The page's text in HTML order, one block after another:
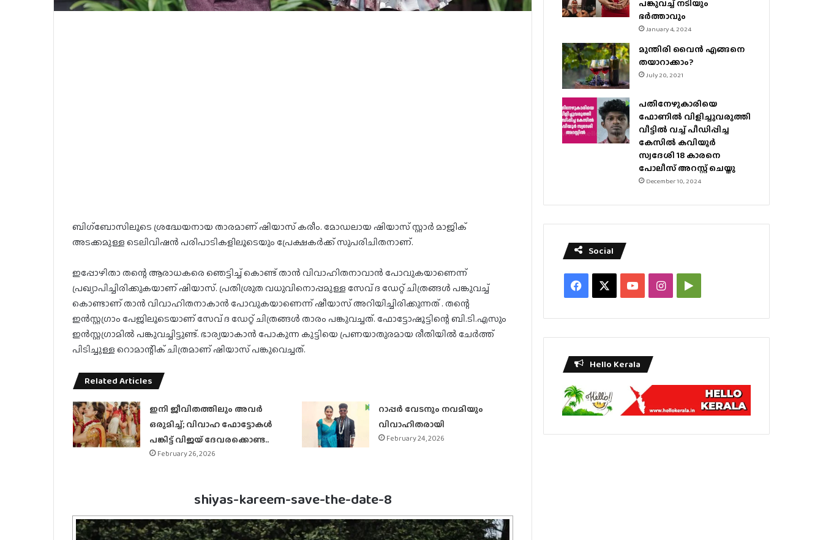
ബിഗ്ബോസിലൂടെ ശ്രദ്ധേയനായ താരമാണ് ഷിയാസ് കരീം. മോഡലായ ഷിയാസ് സ്റ്റാർ മാജിക്
അടക്കമുള്ള ടെലിവിഷൻ പരിപാടികളിലൂടെയും പ്രേക്ഷകർക്ക് സുപരിചിതനാണ്.
ഇപ്പോഴിതാ തന്റെ ആരാധകരെ ഞെട്ടിച്ച് കൊണ്ട് താന്‍ വിവാഹിതനാവാന്‍ പോവുകയാണെന്ന്
പ്രഖ്യാപിച്ചിരിക്കുകയാണ് ഷിയാസ്. പ്രതിശ്രുത വധുവിനൊപ്പമുള്ള സേവ് ദ ഡേറ്റ് ചിത്രങ്ങൾ പങ്കുവച്ച്
കൊണ്ടാണ് താൻ വിവാഹിതനാകാൻ പോവുകയാണെന്ന് ഷീയാസ് അറിയിച്ചിരിക്കുന്നത് . തന്റെ
ഇൻസ്റ്റഗ്രാം പേജിലൂടെയാണ് സേവ് ദ ഡേറ്റ് ചിത്രങ്ങൾ താരം പങ്കുവച്ചത്. ഫോട്ടോഷൂട്ടിന്റെ ബി.‌ടി.എസും
ഇൻസ്റ്റഗ്രാമിൽ പങ്കുവച്ചിട്ടുണ്ട്. ഭാര്യയാകാന്‍ പോകുന്ന കുട്ടിയെ പ്രണയാതുരമായ രീതിയില്‍ ചേര്‍ത്ത്
പിടിച്ചുള്ള റൊമാന്റിക് ചിത്രമാണ് ഷിയാസ് പങ്കുവെച്ചത്.
Related Articles
ഇനി ജീവിതത്തിലും അവർ
ഒരുമിച്ച്; വിവാഹ ഫോട്ടോകൾ
പങ്കിട്ട് വിജയ് ദേവരക്കൊണ്ട..
February 26, 2026
റാപ്പർ വേടനും നവമിയും
വിവാഹിതരായി
February 24, 2026
shiyas-kareem-save-the-date-8
പങ്കുവച്ച് നടിയും
ഭർത്താവും
January 4, 2024
മുന്തിരി വൈന്‍ എങ്ങനെ
തയാറാക്കാം?
July 20, 2021
പതിനേഴുകാരിയെ
ഫോണിൽ വിളിച്ചുവരുത്തി
വീട്ടിൽ വച്ച് പീഡിപ്പിച്ച
കേസിൽ കവിയൂർ
സ്വദേശി 18 കാരനെ
പോലീസ് അറസ്റ്റ് ചെയ്തു
December 10, 2024
Social
Facebook YouTubeInstagramGoogle
Hello Kerala